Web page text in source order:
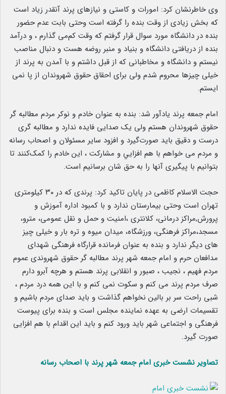
وی خاطرنشان کرد: امورات و کاستی و نیازهای پرند آنقدر زیاد است
که بخش زیادی از وقت بنده را گرفته است وحتی بابت عدم حضور
بنده در دانشگاه مورد سوال قرار گرفتم که وقت کم‌می گذارم ، و درآمد
بنده از دریافتی دانشگاه و بنیاد و منبر روضه هست و دنبال مناصب
نیستم و دانشگاه و مخاطبانی که از قبل داشتم و با آمدن به پرند از
خیلی چیزها محروم شدم ولی برای احقاق حقوق شهروندان از پا نمی
ایستم.
امام جمعه پرند یادآور شد: بنده به عنوان خادم و نوکر مردم مطالبه گر
حقوق شهروندان هستم ولی یک صدایی فایده ندارد و مطالبه گری
درست و دقیق باید صورت‌گیرد و افزود سایر مسئولان و اصحاب رسانه
و مردم می خواهم با هم افزايي و مشارکت ، این خادم را کمک‌کنند تا
بتوانیم با پیگیری آنها را به حق شان برسانیم است.
حجت الاسلام کاظمی در پایان تاکید کرد: پرندی که در ۳۰ کیلومتری
تهران است وحتی بیمارستان ندارد و با کمبود اداره آموزش و
پرورش,مراکز درمانی، کلانتری ،امنیت و حمل و نقل عمومی، مترو،
مسجد،مراکز فرهنگی، ورزشگاه، میدان میوه و تره بار و خیلی چیز
های دیگر ندارد و بنده به عنوان‌ فرمانده قرارگاه فرهنگی شهدای
مدافعان حرم و امام جمعه شهر پرند مطالبه گر حقوق شهروندی عموم
مردم فهیم ، نجیب ، صبور و انقلابی پرند هستم و هرچه آبرو دارم
صرف مردم پرند می کنم و سکوت نمی کنم و با این همه درد مردم ،
شبی راحت سر بر بالین نخواهم گذاشت و باید صدای مردم باشیم و
تقسیمات ارضی به عهده نماینده مجلس است و بنده برای پیوست
فرهنگی و اجتماعی شهر باید ورود کنم و باید این اقدام با هم افزایی
صورت گیرد.
تصاویر نشست خبری امام جمعه شهر پرند با اصحاب رسانه